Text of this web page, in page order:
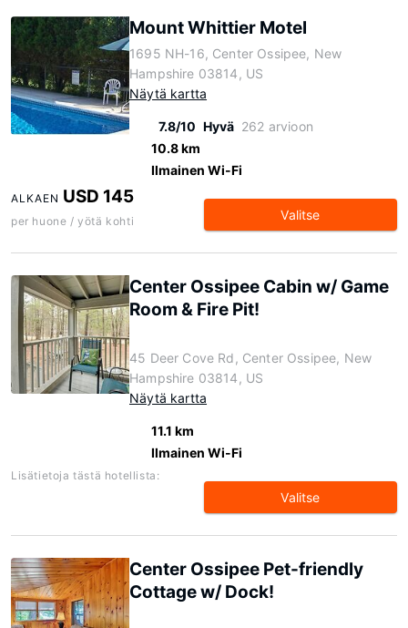
Mount Whittier Motel
1695 NH-16, Center Ossipee, New
Hampshire 03814, US
Näytä kartta
7.8/10 Hyvä 262 arvioon
10.8 km
Ilmainen Wi-Fi
ALKAEN USD 145
per huone / yötä kohti Valitse
Center Ossipee Cabin w/ Game
Room & Fire Pit!
45 Deer Cove Rd, Center Ossipee, New
Hampshire 03814, US
Näytä kartta
11.1 km
Ilmainen Wi-Fi
Lisätietoja tästä hotellista:
Valitse
Center Ossipee Pet-friendly
Cottage w/ Dock!